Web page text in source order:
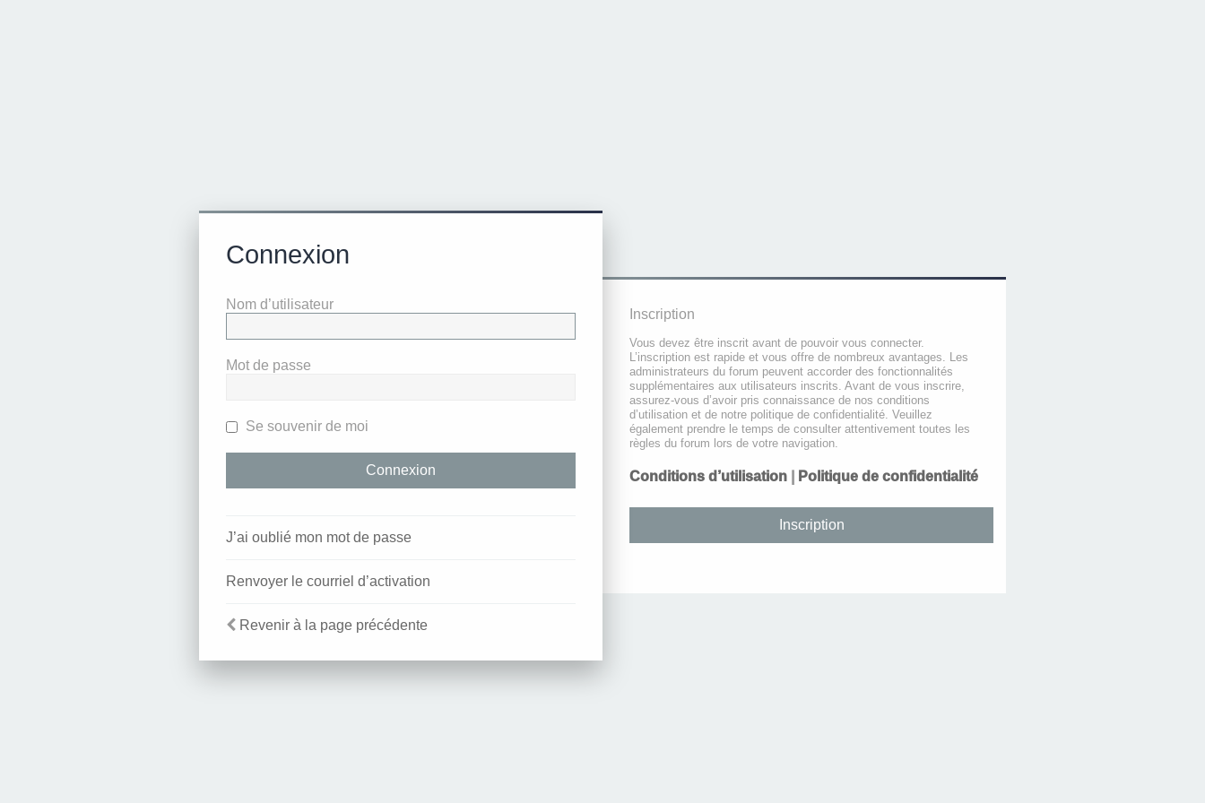
Connexion
Nom d’utilisateur
Mot de passe
Se souvenir de moi
J’ai oublié mon mot de passe
Renvoyer le courriel d’activation
Revenir à la page précédente
Inscription
Vous devez être inscrit avant de pouvoir vous connecter.
L’inscription est rapide et vous offre de nombreux avantages. Les
administrateurs du forum peuvent accorder des fonctionnalités
supplémentaires aux utilisateurs inscrits. Avant de vous inscrire,
assurez-vous d’avoir pris connaissance de nos conditions
d’utilisation et de notre politique de confidentialité. Veuillez
également prendre le temps de consulter attentivement toutes les
règles du forum lors de votre navigation.
Conditions d’utilisation Politique de confidentialité
Inscription